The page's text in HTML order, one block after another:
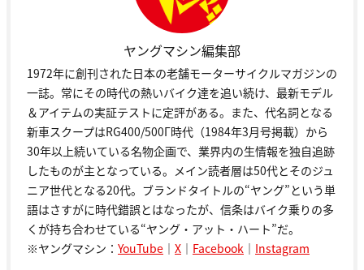
ヤングマシン編集部
1972年に創刊された日本の老舗モーターサイクルマガジンの
一誌。常にその時代の熱いバイク達を追い続け、最新モデル
＆アイテムの実証テストに定評がある。また、代名詞となる
新車スクープはRG400/500Γ時代（1984年3月号掲載）から
30年以上続いている名物企画で、業界内の生情報を独自追跡
したものが主となっている。メイン読者層は50代とそのジュ
ニア世代となる20代。ブランドタイトルの“ヤング”という単
語はさすがに時代錯誤とはなったが、信条はバイク乗りの多
くが持ち合わせている“ヤング・アット・ハート”だ。
※ヤングマシン： YouTube ｜ X ｜ Facebook ｜ Instagram